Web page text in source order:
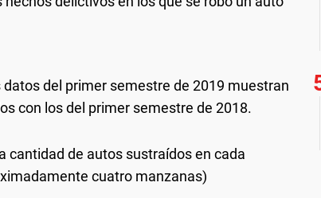
del primer semestre de 2019 muestran
con los del primer semestre de 2018.
cantidad de autos sustraídos en cada
cuatro manzanas)